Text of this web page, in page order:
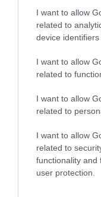
I want to allow
related to
device identifiers
I want to allow
related to
I want to allow
related to
I want to allow
related to
functionality and
user protection.
ΡΟΗ
Το
από την ΕΕ έργο
Gaming Police”
ενισχύει την
των παιδιών στο
31.07.2026
ΑΑΔΕ:
για τα πρόστιμα
αφορούν τους
31.07.2026
Σ. Καλαφάτης: «Η
Τεχνητή Νοημοσύνη